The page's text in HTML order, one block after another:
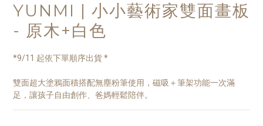
YUNMI | 小小藝術家雙面畫板
- 原木+白色
*9/11 起依下單順序出貨 *
雙面超大塗鴉面積搭配無塵粉筆使用，磁吸＋筆架功能一次滿
足，讓孩子自由創作、爸媽輕鬆陪伴。